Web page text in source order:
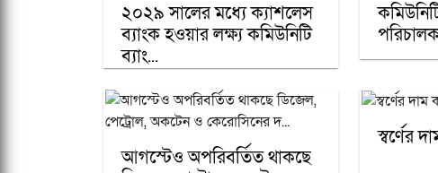
২০২৯ সালের মধ্যে ক্যাশলেস
ব্যাংক হওয়ার লক্ষ্য কমিউনিটি
ব্যাং...
আগস্টেও অপরিবর্তিত থাকছে
স্বর্ণের